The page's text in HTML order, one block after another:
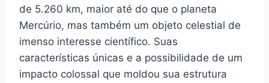
de 5.260 km, maior até do que o planeta
Mercúrio, mas também um objeto celestial de
imenso interesse científico. Suas
características únicas e a possibilidade de um
impacto colossal que moldou sua estrutura